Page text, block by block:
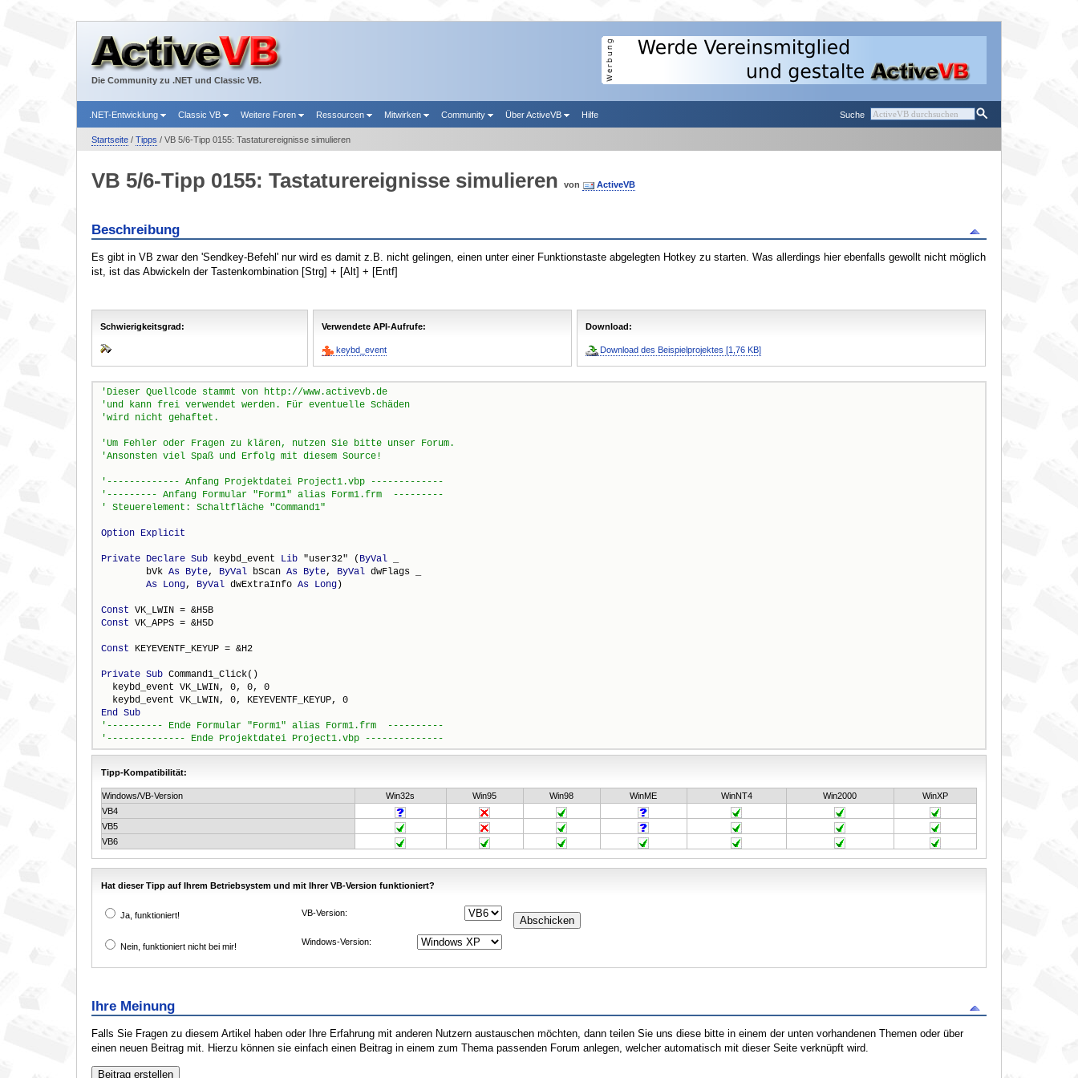
Die Community zu .NET und Classic VB.
Suche
.NET-Entwicklung Classic VB Weitere Foren Ressourcen Mitwirken Community Über ActiveVB Hilfe
Startseite/ Tipps / VB 5/6-Tipp 0155: Tastaturereignisse simulieren
VB 5/6-Tipp 0155: Tastaturereignisse simulieren von ActiveVB
Beschreibung
Es gibt in VB zwar den 'Sendkey-Befehl' nur wird es damit z.B. nicht gelingen, einen unter einer Funktionstaste abgelegten Hotkey zu starten. Was allerdings hier ebenfalls gewollt nicht möglich
ist, ist das Abwickeln der Tastenkombination [Strg] + [Alt] + [Entf]
Schwierigkeitsgrad: Verwendete API-Aufrufe:
keybd_event
Download:
Download des Beispielprojektes [1,76 KB]
'Dieser Quellcode stammt von http://www.activevb.de
'und kann frei verwendet werden. Für eventuelle Schäden
Option Explicit
Private Declare Sub keybd_event Lib "user32" ( ByVal _
        bVk
As Byte, ByVal bScan As Byte, ByVal dwFlags _
As Long, ByVal dwExtraInfo As Long)
Const
VK_LWIN = &H5B
Const VK_APPS = &H5D
Const KEYEVENTF_KEYUP = &H2
Private Sub Command1_Click()
  keybd_event VK_LWIN, 0, 0, 0
  keybd_event VK_LWIN, 0, KEYEVENTF_KEYUP, 0
End Sub
Tipp-Kompatibilität:
Windows/VB-Version Win32s Win95 Win98 WinME WinNT4 Win2000
WinXP
VB4
VB5
VB6
Hat dieser Tipp auf Ihrem Betriebsystem und mit Ihrer VB-Version funktioniert?
Ja, funktioniert!
Nein, funktioniert nicht bei mir!
VB-Version:
Windows-Version:
Ihre Meinung
Falls Sie Fragen zu diesem Artikel haben oder Ihre Erfahrung mit anderen Nutzern austauschen möchten, dann teilen Sie uns diese bitte in einem der unten vorhandenen Themen oder über
einen neuen Beitrag mit. Hierzu können sie einfach einen Beitrag in einem zum Thema passenden Forum anlegen, welcher automatisch mit dieser Seite verknüpft wird.